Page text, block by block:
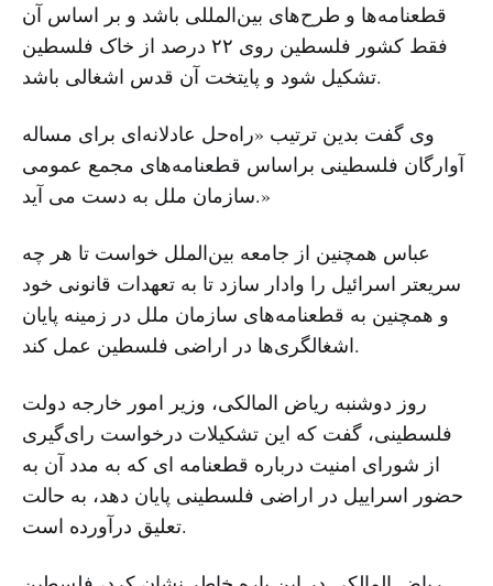
قطعنامه‌ها و طرح‌های بین‌المللی باشد و بر اساس آن
فقط کشور فلسطین روی ۲۲ درصد از خاک فلسطین
تشکیل شود و پایتخت آن قدس اشغالی باشد.
وی گفت بدین ترتیب «راه‌حل عادلانه‌ای برای مساله
آوارگان فلسطینی براساس قطعنامه‌های مجمع عمومی
سازمان ملل به دست می آید.»
عباس همچنین از جامعه بین‌الملل خواست تا هر چه
سریعتر اسرائیل را وادار سازد تا به تعهدات قانونی خود
و همچنین به قطعنامه‌های سازمان ملل در زمینه پایان
اشغالگری‌ها در اراضی فلسطین عمل کند.
روز دوشنبه ریاض المالکی، وزیر امور خارجه دولت
فلسطینی، گفت که این تشکیلات درخواست رای‌گیری
از شورای امنیت درباره قطعنامه ای که به مدد آن به
حضور اسراییل در اراضی فلسطینی پایان دهد، به حالت
تعلیق درآورده است.